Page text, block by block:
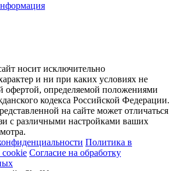
носит исключительно
и ни при каких условиях не
офертой, определяемой положениями
кодекса Российской Федерации.
на сайте может отличаться
с различными настройками ваших
Политика в
Согласие на обработку